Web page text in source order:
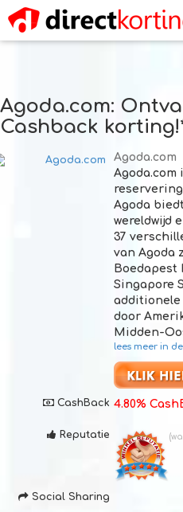
Agoda.com:
Cashback
Agoda.com
Agoda.com
Agoda
wereldwijd
37
van Agoda
Boedapest
Singapore
additionele
door
Midden-
lees meer in
CashBack 4.80%
Reputatie
Social Sharing